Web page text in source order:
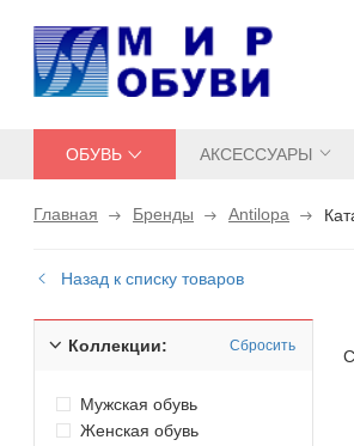
ОБУВЬ АКСЕССУАРЫ
Главная Бренды Antilopa
Назад к списку товаров
Коллекции: Сбросить
Мужская обувь
Женская обувь